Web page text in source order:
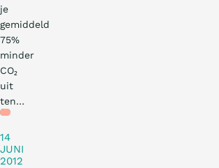
je
gemiddeld
75%
minder
CO₂
uit
ten…Nieuws
14
JUNI
2012